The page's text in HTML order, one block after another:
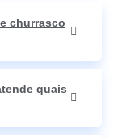
churrasco
quais